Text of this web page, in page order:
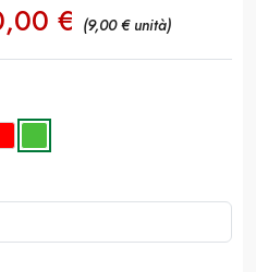
€ (9,00 € unità)